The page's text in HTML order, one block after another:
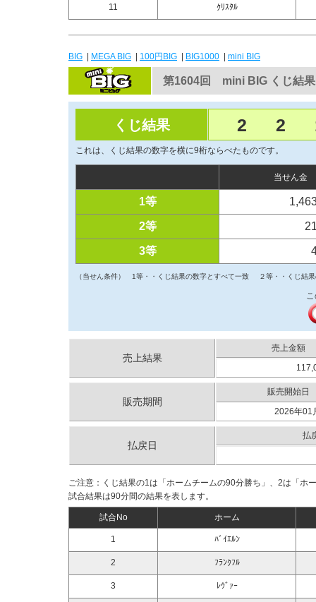
11 ｸﾘｽﾀﾙ
BIG MEGA BIG 100円BIG BIG1000 mini BIG
第1604回 mini BIG くじ結果
くじ結果 2 2
これは、くじ結果の数字を横に9桁ならべたものです。
当せん金
1等
2等
3等
（当せん条件） 1等・・くじ結果の数字とすべて一致 ２等・・くじ結
売上結果
売上金額
販売期間
販売開始日
2026年01
払戻日
払
ご注意：くじ結果の1は「ホームチームの90分勝ち」、2は「ホ
試合結果は90分間の結果を表します。
試合No ホーム
1 ﾊﾞｲｴﾙﾝ
2 ﾌﾗﾝｸﾌﾙ
3 ﾚｳﾞｧｰ